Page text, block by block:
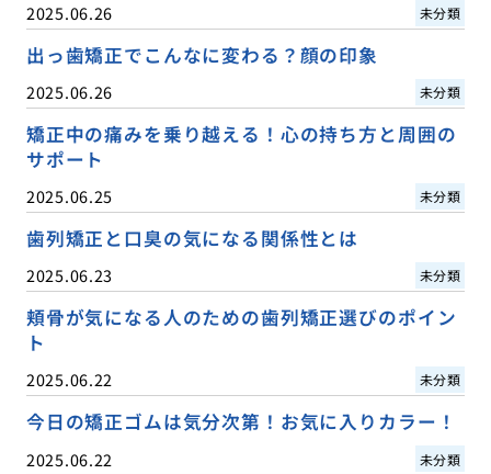
2025.06.26 未分類
出っ歯矯正でこんなに変わる？顔の印象
2025.06.26 未分類
矯正中の痛みを乗り越える！心の持ち方と周囲の
サポート
2025.06.25 未分類
歯列矯正と口臭の気になる関係性とは
2025.06.23 未分類
頬骨が気になる人のための歯列矯正選びのポイン
ト
2025.06.22 未分類
今日の矯正ゴムは気分次第！お気に入りカラー！
2025.06.22 未分類